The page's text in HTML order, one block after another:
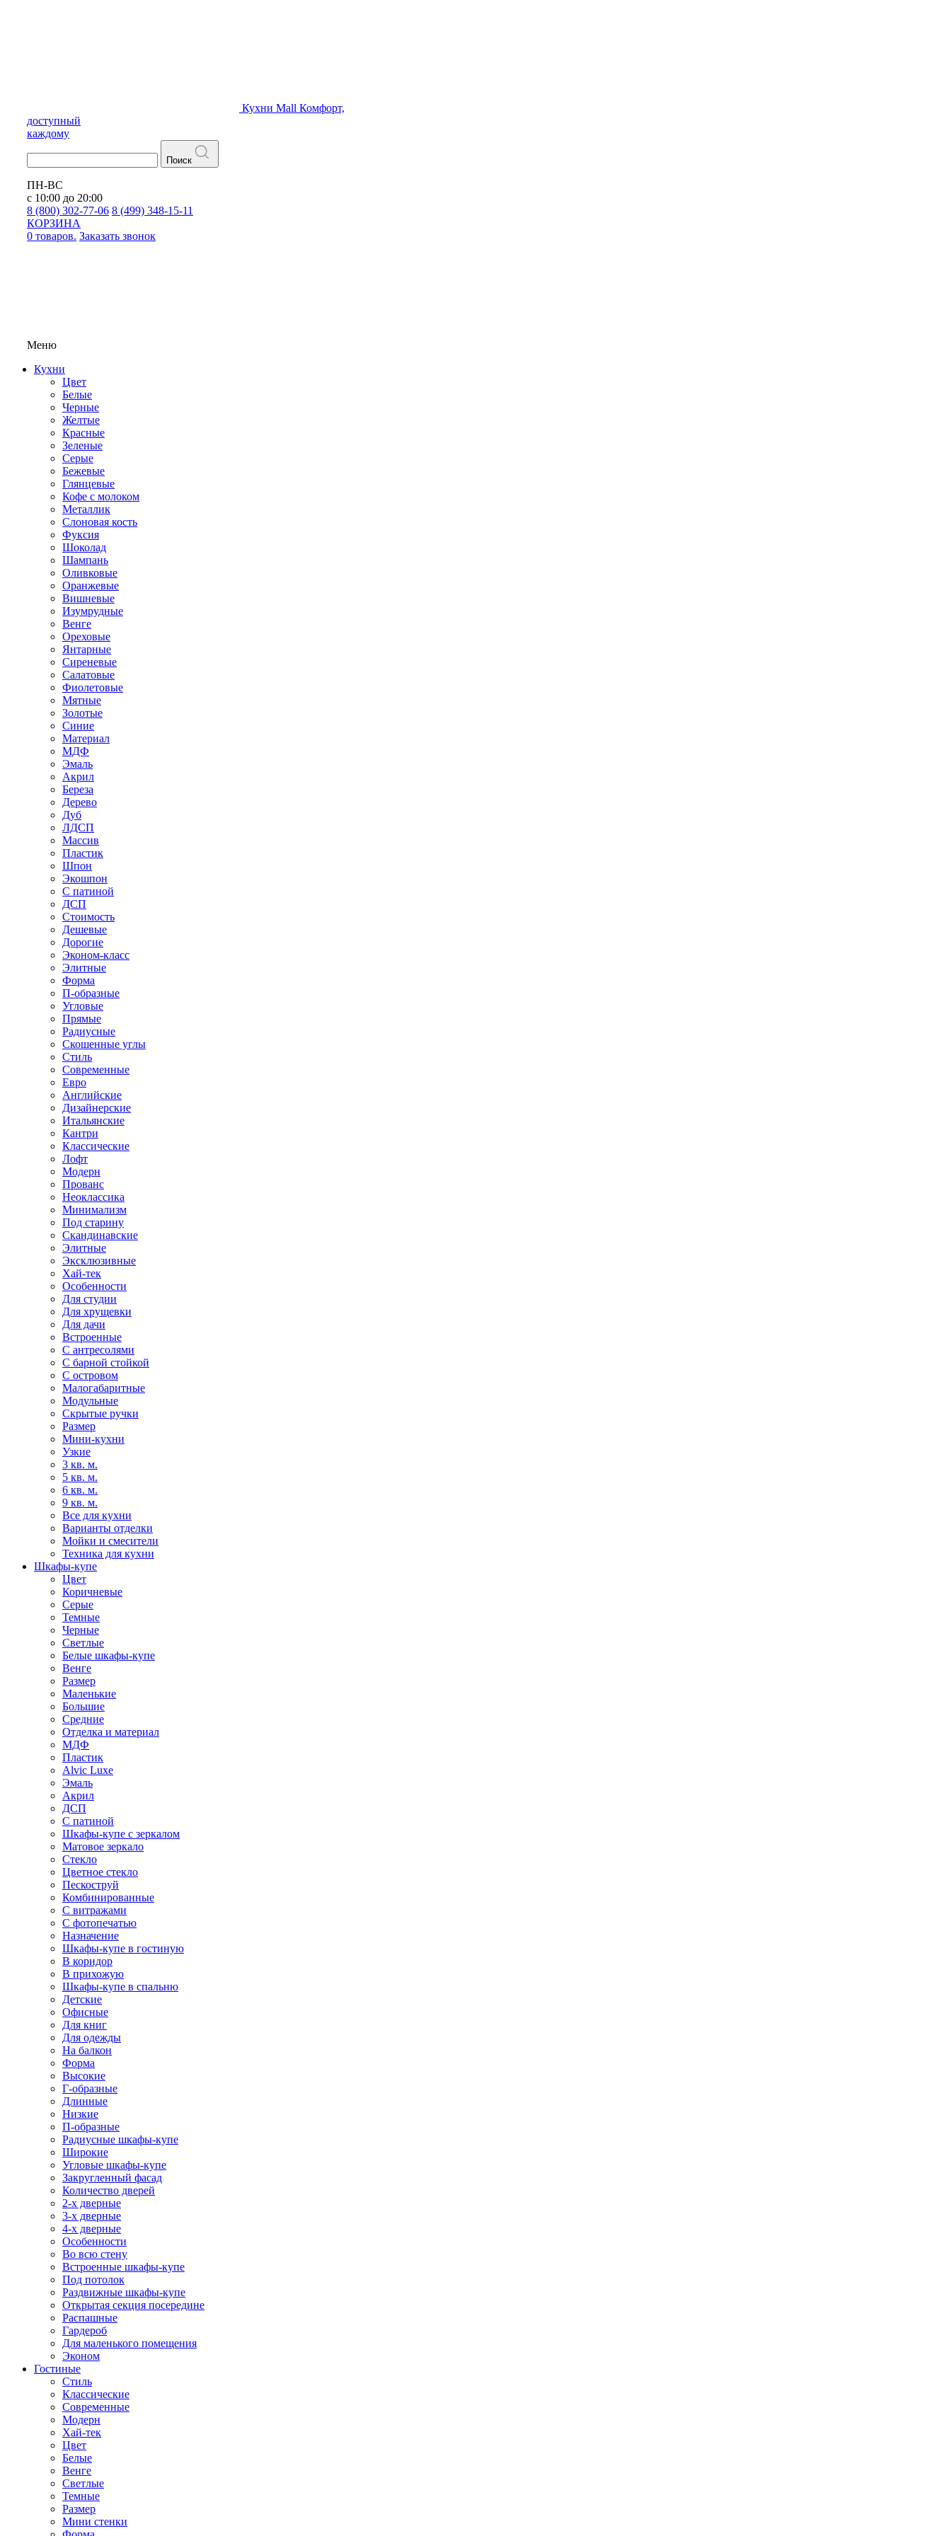
Кухни Mall Комфорт,
доступный
каждому
Поиск
ПН-ВС
с 10:00 до 20:00
8 (800) 302-77-06 8 (499) 348-15-11
КОРЗИНА
0 товаров. Заказать звонок
Меню
Кухни
Цвет
Белые
Черные
Желтые
Красные
Зеленые
Серые
Бежевые
Глянцевые
Кофе с молоком
Металлик
Слоновая кость
Фуксия
Шоколад
Шампань
Оливковые
Оранжевые
Вишневые
Изумрудные
Венге
Ореховые
Янтарные
Сиреневые
Салатовые
Фиолетовые
Мятные
Золотые
Синие
Материал
МДФ
Эмаль
Акрил
Береза
Дерево
Дуб
ЛДСП
Массив
Пластик
Шпон
Экошпон
С патиной
ДСП
Стоимость
Дешевые
Дорогие
Эконом-класс
Элитные
Форма
П-образные
Угловые
Прямые
Радиусные
Скошенные углы
Стиль
Современные
Евро
Английские
Дизайнерские
Итальянские
Кантри
Классические
Лофт
Модерн
Прованс
Неоклассика
Минимализм
Под старину
Скандинавские
Элитные
Эксклюзивные
Хай-тек
Особенности
Для студии
Для хрущевки
Для дачи
Встроенные
С антресолями
С барной стойкой
С островом
Малогабаритные
Модульные
Скрытые ручки
Размер
Мини-кухни
Узкие
3 кв. м.
5 кв. м.
6 кв. м.
9 кв. м.
Все для кухни
Варианты отделки
Мойки и смесители
Техника для кухни
Шкафы-купе
Цвет
Коричневые
Серые
Темные
Черные
Светлые
Белые шкафы-купе
Венге
Размер
Маленькие
Большие
Средние
Отделка и материал
МДФ
Пластик
Alvic Luxe
Эмаль
Акрил
ДСП
С патиной
Шкафы-купе с зеркалом
Матовое зеркало
Стекло
Цветное стекло
Пескоструй
Комбинированные
С витражами
С фотопечатью
Назначение
Шкафы-купе в гостиную
В коридор
В прихожую
Шкафы-купе в спальню
Детские
Офисные
Для книг
Для одежды
На балкон
Форма
Высокие
Г-образные
Длинные
Низкие
П-образные
Радиусные шкафы-купе
Широкие
Угловые шкафы-купе
Закругленный фасад
Количество дверей
2-х дверные
3-х дверные
4-х дверные
Особенности
Во всю стену
Встроенные шкафы-купе
Под потолок
Раздвижные шкафы-купе
Открытая секция посередине
Распашные
Гардероб
Для маленького помещения
Эконом
Гостиные
Стиль
Классические
Современные
Модерн
Хай-тек
Цвет
Белые
Венге
Светлые
Темные
Размер
Мини стенки